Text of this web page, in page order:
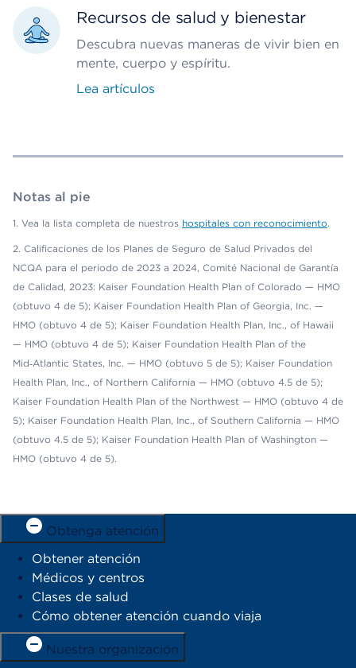
Recursos de salud y bienestar
Descubra nuevas maneras de vivir bien en
mente, cuerpo y espíritu.
Lea artículos
Notas al pie
1. Vea la lista completa de nuestros hospitales con reconocimiento.
2. Calificaciones de los Planes de Seguro de Salud Privados del
NCQA para el periodo de 2023 a 2024, Comité Nacional de Garantía
de Calidad, 2023: Kaiser Foundation Health Plan of Colorado — HMO
(obtuvo 4 de 5); Kaiser Foundation Health Plan of Georgia, Inc. —
HMO (obtuvo 4 de 5); Kaiser Foundation Health Plan, Inc., of Hawaii
— HMO (obtuvo 4 de 5); Kaiser Foundation Health Plan of the
Mid‑Atlantic States, Inc. — HMO (obtuvo 5 de 5); Kaiser Foundation
Health Plan, Inc., of Northern California — HMO (obtuvo 4.5 de 5);
Kaiser Foundation Health Plan of the Northwest — HMO (obtuvo 4 de
5); Kaiser Foundation Health Plan, Inc., of Southern California — HMO
(obtuvo 4.5 de 5); Kaiser Foundation Health Plan of Washington —
HMO (obtuvo 4 de 5).
Obtenga atención
Obtener atención
Médicos y centros
Clases de salud
Cómo obtener atención cuando viaja
Nuestra organización